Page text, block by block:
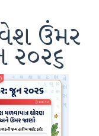
ઉંમર
૨૦૨૬